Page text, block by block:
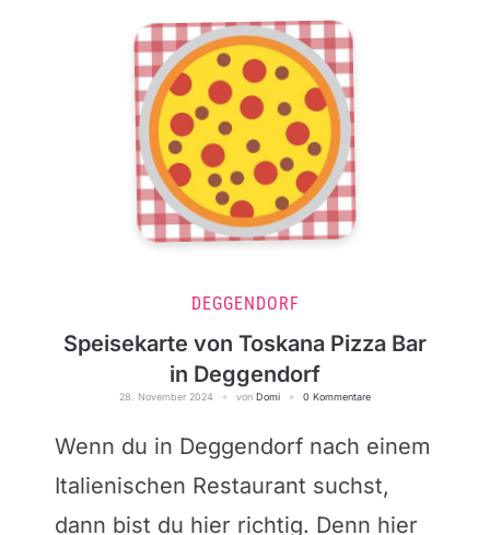
DEGGENDORF
Speisekarte von Toskana Pizza Bar
in Deggendorf
28. November 2024 von Domi 0 Kommentare
Wenn du in Deggendorf nach einem
Italienischen Restaurant suchst,
dann bist du hier richtig. Denn hier